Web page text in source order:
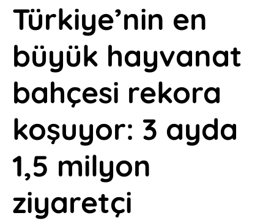
Türkiye’nin en
büyük hayvanat
bahçesi rekora
koşuyor: 3 ayda
1,5 milyon
ziyaretçi